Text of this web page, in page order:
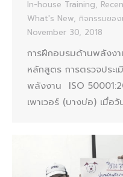
In-house Training,
What's New, กิจกรรมของ
November 30, 2018
การฝึกอบรมด้านพลังง
หลักสูตร การตรวจประเ
พลังงาน ISO
เพาเวอร์ (บางบ่อ) เมื่อ